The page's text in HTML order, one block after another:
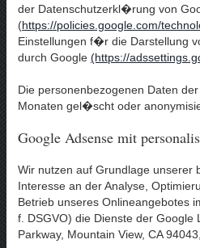
der Datenschutzerkl�rung von
(https://policies.google.com/
Einstellungen f�r die Darstellung
durch Google (https://
Die personenbezogenen Daten
Monaten gel�scht oder
Google Adsense mit
Wir nutzen auf Grundlage unserer
Interesse an der Analyse,
Betrieb unseres Onlineangebotes
f. DSGVO) die Dienste der Google
Parkway, Mountain View, CA